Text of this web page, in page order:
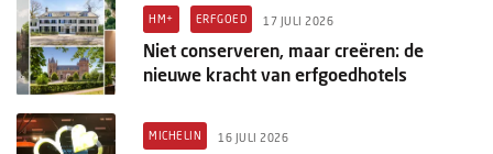
HM+ ERFGOED 17 JULI 2026
Niet conserveren, maar creëren: de
nieuwe kracht van erfgoedhotels
MICHELIN 16 JULI 2026